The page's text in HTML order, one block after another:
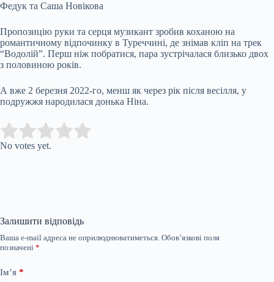
Федук та Саша Новікова
Пропозицію руки та серця музикант зробив коханою на
романтичному відпочинку в Туреччині, де знімав кліп на трек
“Водолій”. Перш ніж побратися, пара зустрічалася близько двох
з половиною років.
А вже 2 березня 2022-го, менш як через рік після весілля, у
подружжя народилася донька Ніна.
Rate this item:
No votes yet.
Залишити відповідь
Ваша e-mail адреса не оприлюднюватиметься. Обов’язкові поля
позначені *
Ім’я *